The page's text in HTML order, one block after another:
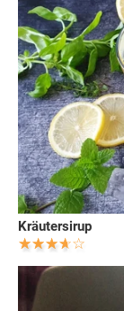
Kräutersirup